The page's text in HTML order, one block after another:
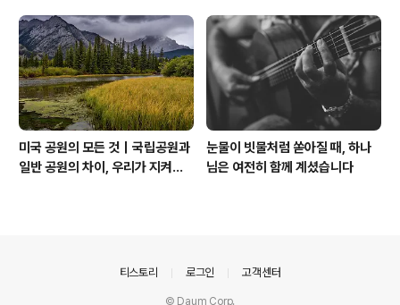
미국 공원의 모든 것｜국립공원과
일반 공원의 차이, 우리가 지켜야
눈물이 빗물처럼 쏟아질 때, 하나
님은 여전히 함께 계셨습니다
티스토리 로그인 고객센터
© Daum Corp.